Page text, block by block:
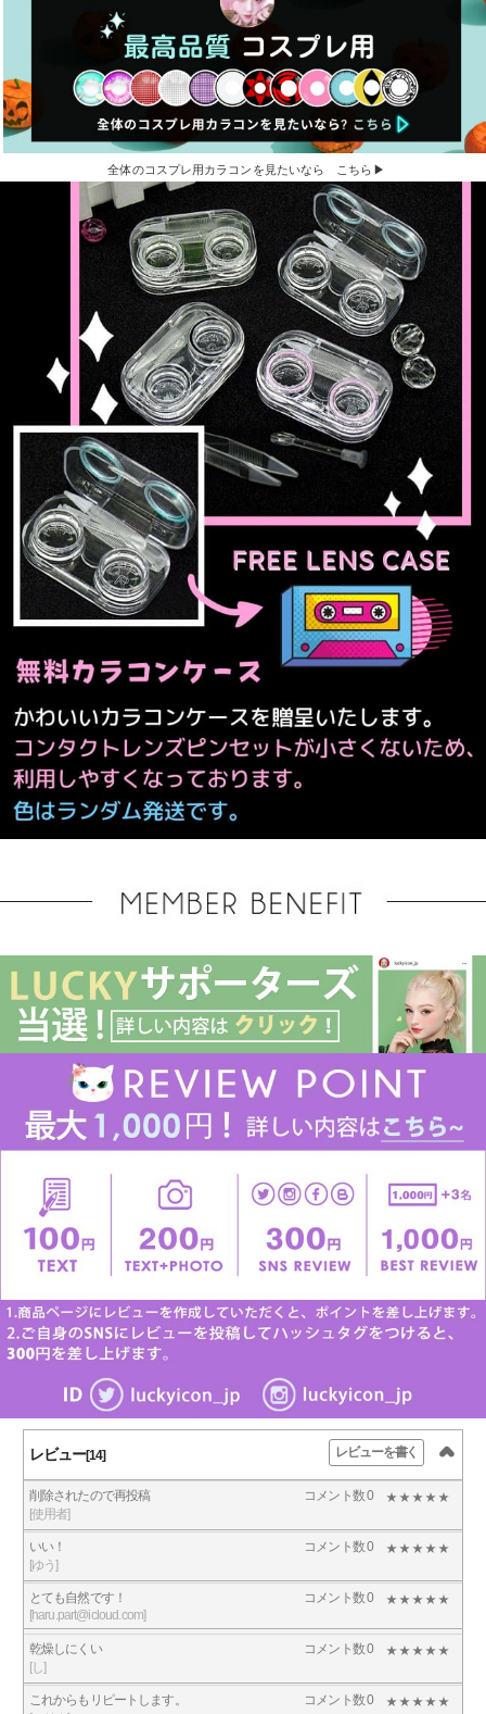
全体のコスプレ用カラコンを見たいなら こちら▶
レビュー[14]
削除されたので再投稿
[使用者]
コメント数 0
いい！
[ゆう]
コメント数 0
とても自然です！
[haru.part@icloud.com]
コメント数 0
乾燥しにくい
[し]
コメント数 0
これからもリピートします。
コメント数 0
レビューを書く